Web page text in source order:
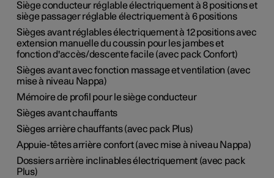
Siège conducteur réglable électriquement à 8 positions et
siège passager réglable électriquement à 6 positions
Sièges avant réglables électriquement à 12 positions avec
extension manuelle du coussin pour les jambes et
fonction d'accès/descente facile (avec pack Confort)
Sièges avant avec fonction massage et ventilation (avec
mise à niveau Nappa)
Mémoire de profil pour le siège conducteur
Sièges avant chauffants
Sièges arrière chauffants (avec pack Plus)
Appuie-têtes arrière confort (avec mise à niveau Nappa)
Dossiers arrière inclinables électriquement (avec pack
Plus)